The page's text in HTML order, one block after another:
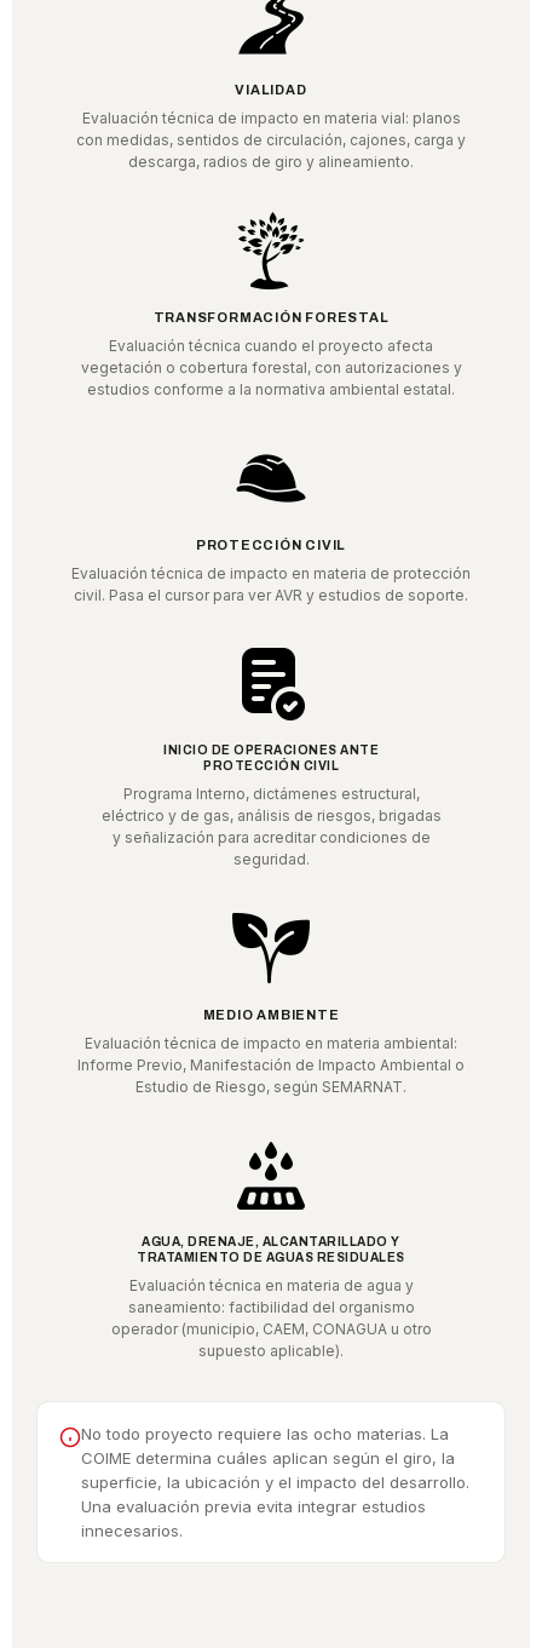
VIALIDAD
Evaluación técnica de impacto en materia vial: planos
con medidas, sentidos de circulación, cajones, carga y
descarga, radios de giro y alineamiento.
TRANSFORMACIÓN FORESTAL
Evaluación técnica cuando el proyecto afecta
vegetación o cobertura forestal, con autorizaciones y
estudios conforme a la normativa ambiental estatal.
PROTECCIÓN CIVIL
Evaluación técnica de impacto en materia de protección
civil. Pasa el cursor para ver AVR y estudios de soporte.
INICIO DE OPERACIONES ANTE
PROTECCIÓN CIVIL
Programa Interno, dictámenes estructural,
eléctrico y de gas, análisis de riesgos, brigadas
y señalización para acreditar condiciones de
seguridad.
MEDIO AMBIENTE
Evaluación técnica de impacto en materia ambiental:
Informe Previo, Manifestación de Impacto Ambiental o
Estudio de Riesgo, según SEMARNAT.
AGUA, DRENAJE, ALCANTARILLADO Y
TRATAMIENTO DE AGUAS RESIDUALES
Evaluación técnica en materia de agua y
saneamiento: factibilidad del organismo
operador (municipio, CAEM, CONAGUA u otro
supuesto aplicable).
No todo proyecto requiere las ocho materias. La
COIME determina cuáles aplican según el giro, la
superficie, la ubicación y el impacto del desarrollo.
Una evaluación previa evita integrar estudios
innecesarios.